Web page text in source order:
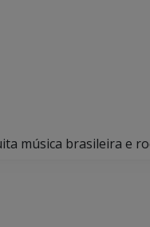
música brasileira e